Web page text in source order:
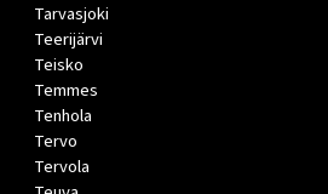
Tarvasjoki
Teerijärvi
Teisko
Temmes
Tenhola
Tervo
Tervola